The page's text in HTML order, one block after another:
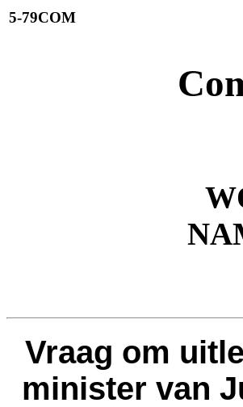
5-79COM
Vraag om
minister van